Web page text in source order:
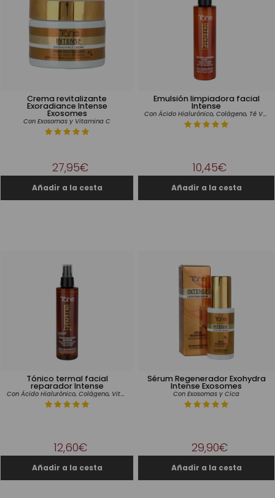
Crema revitalizante
Exoradiance Intense
Exosomes
Con Exosomas y Vitamina C
27,95€
Emulsión limpiadora facial
Intense
Con Ácido Hialurónico, Colágeno, Té Verde y Aceite de Almendras Dulces
10,45€
Tónico termal facial
reparador Intense
Con Ácido Hialurónico, Colágeno, Vitamina E, Niacinamida y Extracto de Bambú
12,60€
Sérum Regenerador Exohydra
Intense Exosomes
Con Exosomas y Cica
29,90€